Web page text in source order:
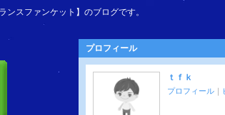
スファンケット】のブログです。
プロフィール
ｔｆｋ
プロフィール ｜